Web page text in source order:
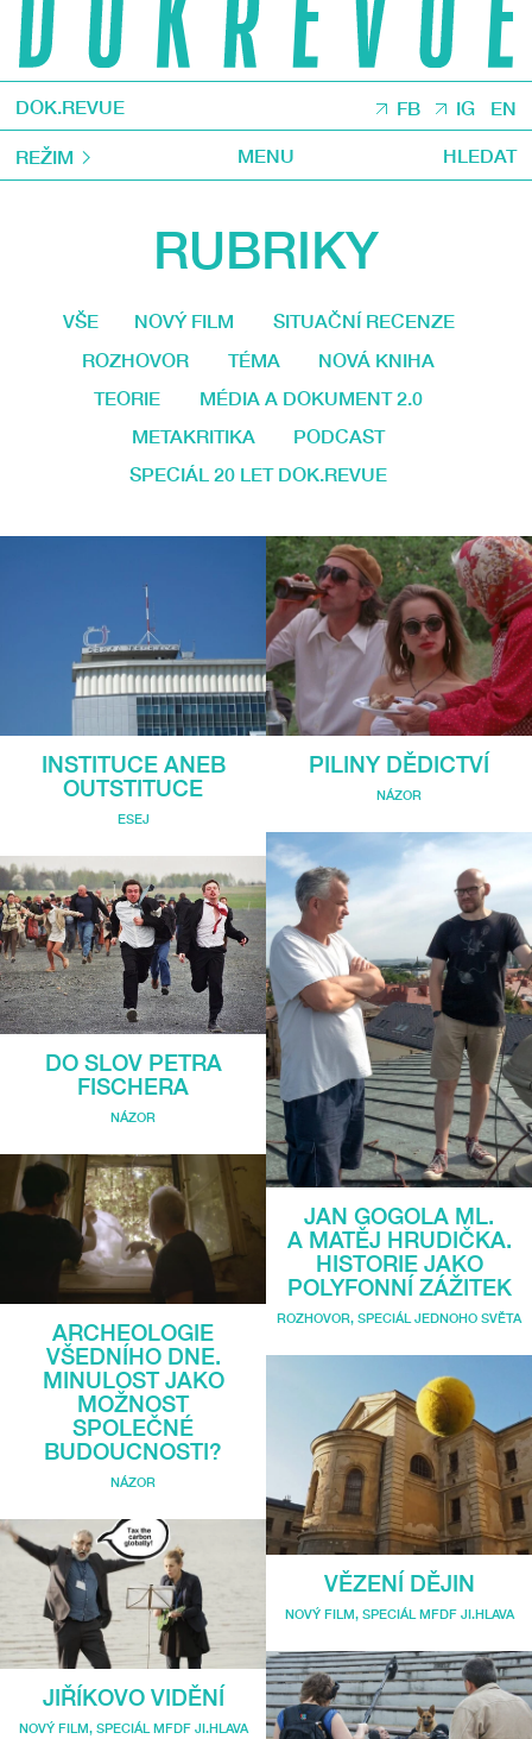
DOK.REVUE FB IG EN
REŽIM MENU HLEDAT
RUBRIKY
VŠE NOVÝ FILM
SITUAČNÍ RECENZE
ROZHOVOR
TÉMA
NOVÁ KNIHA
TEORIE
MÉDIA A DOKUMENT 2.0
METAKRITIKA
PODCAST
SPECIÁL 20 LET DOK.REVUE
INSTITUCE ANEB
OUTSTITUCE
ESEJ
DO SLOV PETRA
FISCHERA
NÁZOR
ARCHEOLOGIE
VŠEDNÍHO DNE.
MINULOST JAKO
MOŽNOST
SPOLEČNÉ
BUDOUCNOSTI?
NÁZOR
JIŘÍKOVO VIDĚNÍ
NOVÝ FILM, SPECIÁL MFDF JI.HLAVA
PILINY DĚDICTVÍ
NÁZOR
JAN GOGOLA ML.
A MATĚJ HRUDIČKA.
HISTORIE JAKO
POLYFONNÍ ZÁŽITEK
ROZHOVOR SPECIÁL JEDNOHO SVĚTA
VĚZENÍ DĚJIN
NOVÝ FILM, SPECIÁL MFDF JI.HLAVA